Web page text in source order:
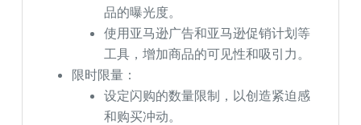
品的曝光度。
使用亚马逊广告和亚马逊促销计划等
工具，增加商品的可见性和吸引力。
限时限量：
设定闪购的数量限制，以创造紧迫感
和购买冲动。